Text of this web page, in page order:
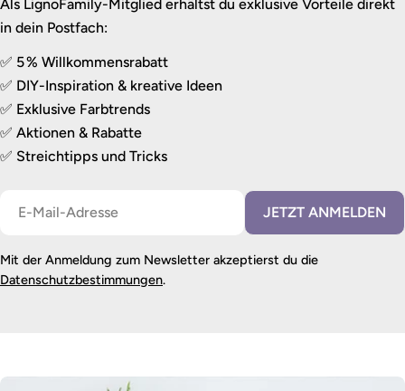
Als LignoFamily-Mitglied erhältst du exklusive Vorteile direkt
in dein Postfach:
✅ 5 % Willkommensrabatt
✅ DIY-Inspiration & kreative Ideen
✅ Exklusive Farbtrends
✅ Aktionen & Rabatte
✅ Streichtipps und Tricks
JETZT ANMELDEN
Mit der Anmeldung zum Newsletter akzeptierst du die
Datenschutzbestimmungen.